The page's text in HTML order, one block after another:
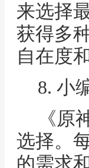
来选择
获得多
自在度
8. 小
《
选择。
的需求